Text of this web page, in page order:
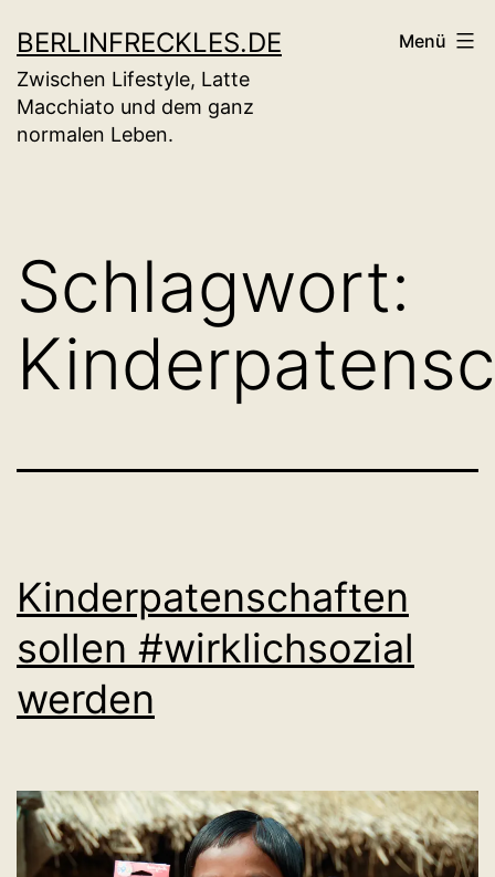
Inhalt
springen
BERLINFRECKLES.DE
Zwischen Lifestyle, Latte
Macchiato und dem ganz
normalen Leben.
Menü
Schlagwort:
Kinderpatenschaften
sollen #wirklichsozial
werden